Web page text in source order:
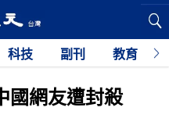
科技 副刊 教育
國網友遭封殺